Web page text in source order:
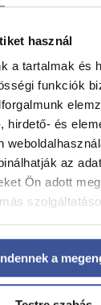
használ
a tartalmak és
funkciók
hirdető- és
az
Ön adott
a
mit igyunk a
mit igyunk a